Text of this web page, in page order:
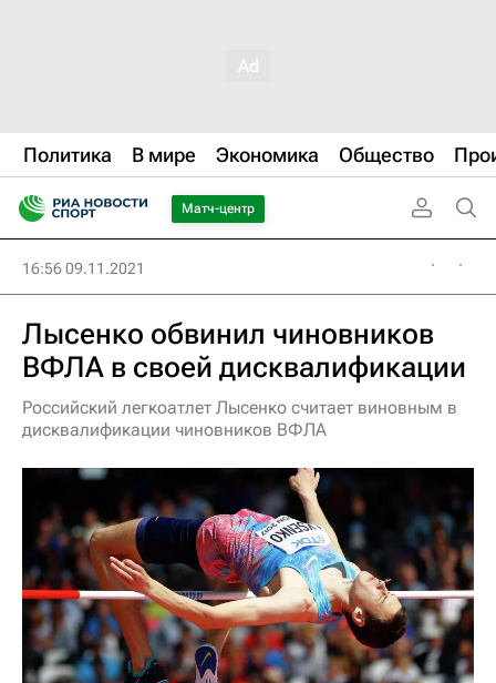
Политика В мире Экономика Общество
Матч-центр
16:56 09.11.2021
Лысенко обвинил чиновников
ВФЛА в своей дисквалификации
Российский легкоатлет Лысенко считает виновным в
дисквалификации чиновников ВФЛА